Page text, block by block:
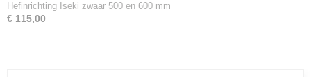
Hefinrichting Iseki zwaar 500 en 600 mm
€ 115,00